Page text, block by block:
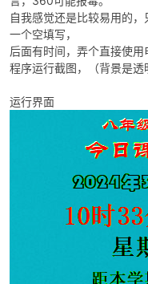
自我感觉还是比较易用的
一个空填写，
后面有时间，弄个直接使用
程序运行截图，（背景是透
运行界面